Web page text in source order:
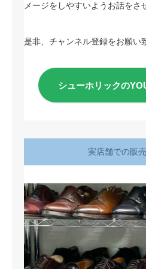
メージをしやすいようお話をさ
是非、チャンネル登録をお願い
シューホリックの
実店舗での販